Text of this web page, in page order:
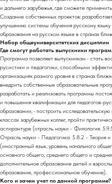
и дальнего зарубежья, где сможете
Создание собственных проектов:
улучшению системы обучения русскому
образования на русском языке в странах
Набор общеуниверситетских дисциплин
Где смогут работать выпускники
Программа позволяет выпускникам • стать
русистики и педагогики, способными
организациях разного уровня в странах
внедрить собственные образовательные
разработать и реализовать программы
и повышения квалификации для педагогов-
образовании; • построить
классах зарубежных коллег, пройти
аспирантуре (отрасль науки - Филология:
Отрасль науки - Педагогика: 5.8.2 - Теория
(иностранный язык, уровень начального
основного общего, среднего общего и
дополнительное образование детей и
образование, профессиональное обучение).
Кого и зачем учат по данной программе?